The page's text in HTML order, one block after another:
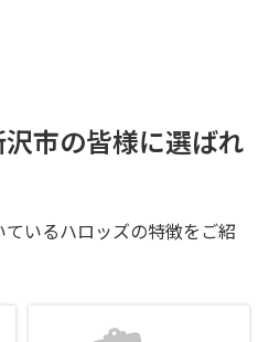
市の皆様に選ばれ
いるハロッズの特徴をご紹